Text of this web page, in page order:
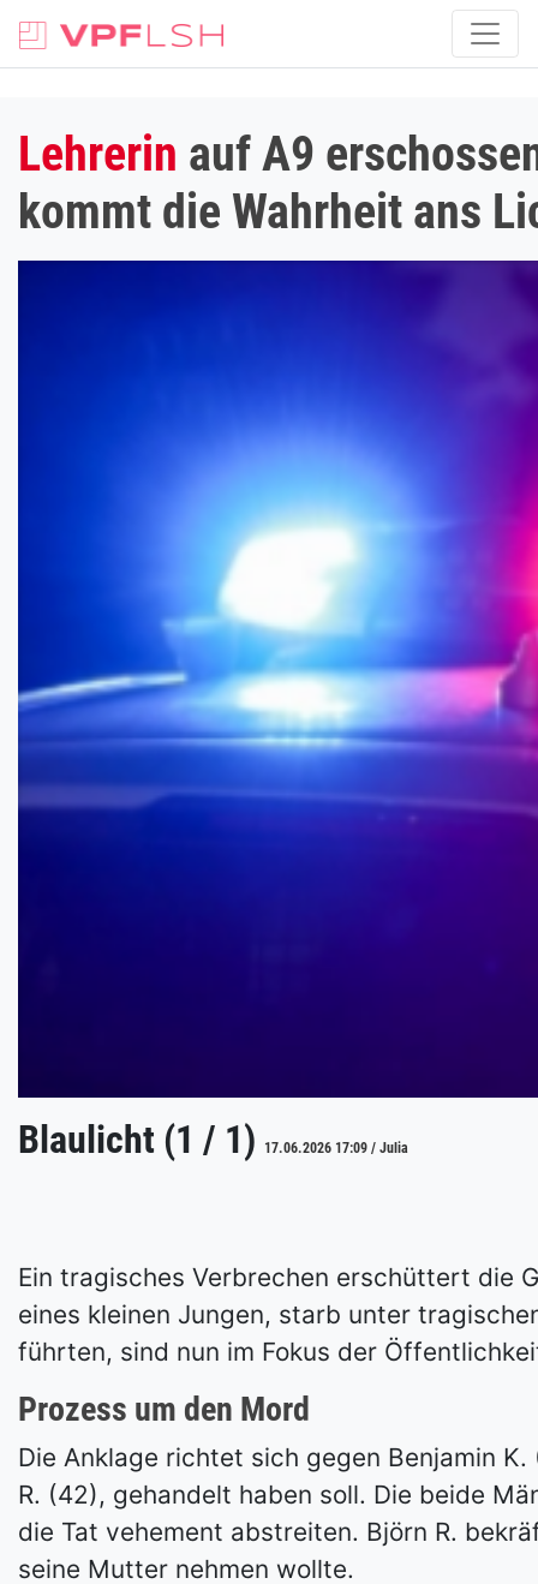
Lehrerin auf A9
kommt die Wahrheit ans
Blaulicht (1 / 1) 17.06.2026 17:09 / Julia
Ein tragisches Verbrechen erschüttert die
eines kleinen Jungen, starb unter
führten, sind nun im Fokus der
Prozess um den Mord
Die Anklage richtet sich gegen Benjamin
R. (42), gehandelt haben soll. Die beide
die Tat vehement abstreiten. Björn R.
seine Mutter nehmen wollte.